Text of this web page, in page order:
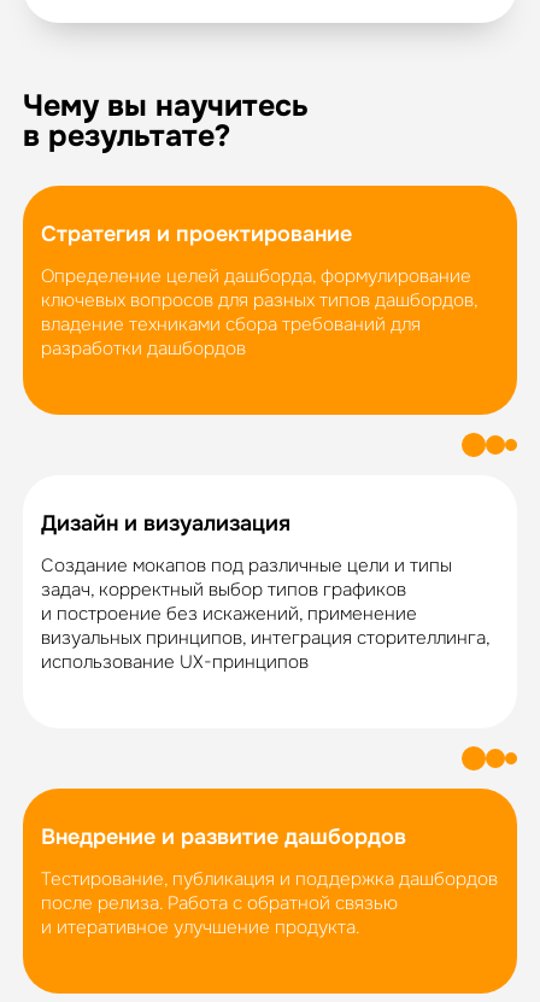
Чему вы научитесь
в результате?
Стратегия и проектирование
Определение целей дашборда, формулирование
ключевых вопросов для разных типов дашбордов,
владение техниками сбора требований для
разработки дашбордов
Дизайн и визуализация
Создание мокапов под различные цели и типы
задач, корректный выбор типов графиков
и построение без искажений, применение
визуальных принципов, интеграция сторителлинга,
использование UX-принципов
Внедрение и развитие дашбордов
Тестирование, публикация и поддержка дашбордов
после релиза. Работа с обратной связью
и итеративное улучшение продукта.